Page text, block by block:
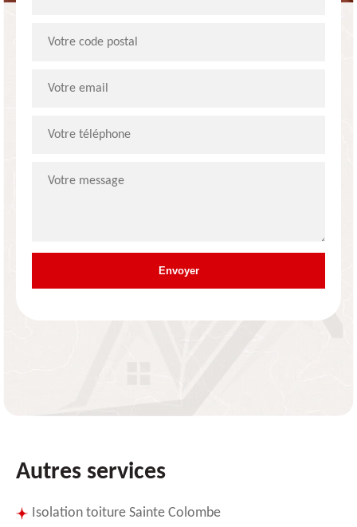
Autres services
Isolation toiture Sainte Colombe